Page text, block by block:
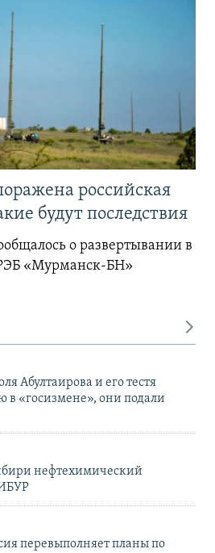
российская
будут последствия
о развертывании в
«Мурманск-БН»
Абултаирова и его тестя
в «госизмене», они подали
нефтехимический
перевыполняет планы по